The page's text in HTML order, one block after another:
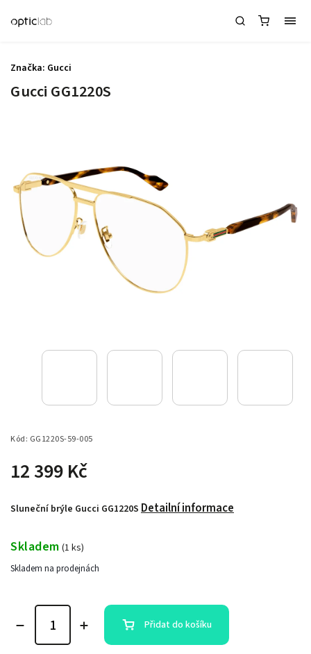
Gucci GG1220S
Kód: GG1220S-59-005
12 399 Kč
Sluneční brýle Gucci GG1220S Detailní informace
Značka: Gucci
Skladem (1 ks)
Skladem na prodejnách
Přidat do košíku